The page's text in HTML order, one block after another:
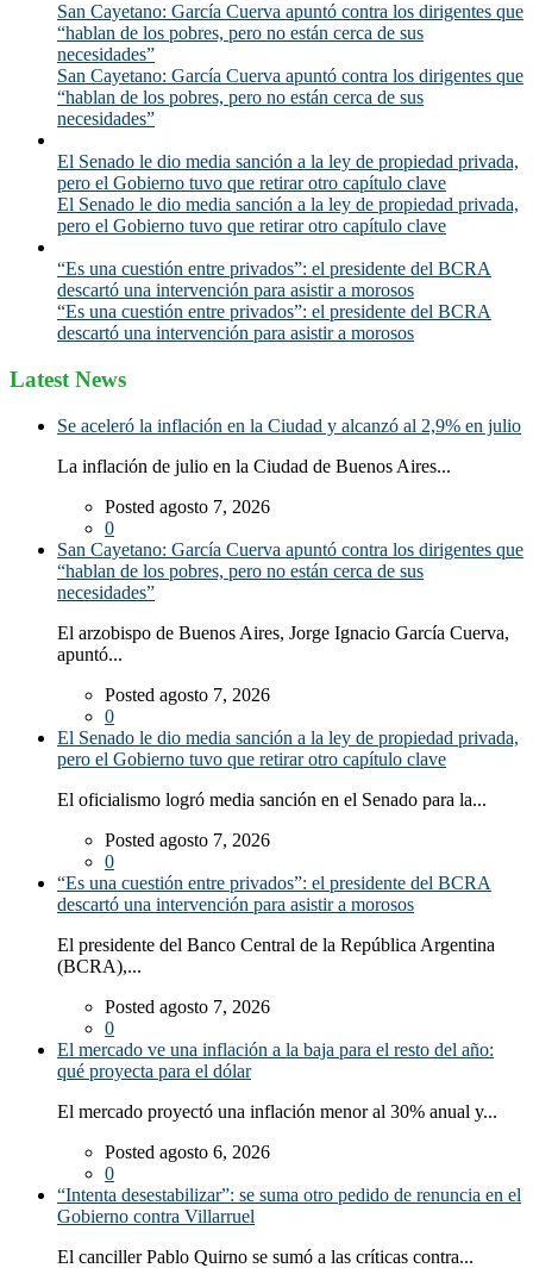
San Cayetano: García Cuerva apuntó contra los dirigentes que
“hablan de los pobres, pero no están cerca de sus
necesidades”
San Cayetano: García Cuerva apuntó contra los dirigentes que
“hablan de los pobres, pero no están cerca de sus
necesidades”
El Senado le dio media sanción a la ley de propiedad privada,
pero el Gobierno tuvo que retirar otro capítulo clave
El Senado le dio media sanción a la ley de propiedad privada,
pero el Gobierno tuvo que retirar otro capítulo clave
“Es una cuestión entre privados”: el presidente del BCRA
descartó una intervención para asistir a morosos
“Es una cuestión entre privados”: el presidente del BCRA
descartó una intervención para asistir a morosos
Latest News
Se aceleró la inflación en la Ciudad y alcanzó al 2,9% en julio
La inflación de julio en la Ciudad de Buenos Aires...
Posted agosto 7, 2026
0
San Cayetano: García Cuerva apuntó contra los dirigentes que
“hablan de los pobres, pero no están cerca de sus
necesidades”
El arzobispo de Buenos Aires, Jorge Ignacio García Cuerva,
apuntó...
Posted agosto 7, 2026
0
El Senado le dio media sanción a la ley de propiedad privada,
pero el Gobierno tuvo que retirar otro capítulo clave
El oficialismo logró media sanción en el Senado para la...
Posted agosto 7, 2026
0
“Es una cuestión entre privados”: el presidente del BCRA
descartó una intervención para asistir a morosos
El presidente del Banco Central de la República Argentina
(BCRA),...
Posted agosto 7, 2026
0
El mercado ve una inflación a la baja para el resto del año:
qué proyecta para el dólar
El mercado proyectó una inflación menor al 30% anual y...
Posted agosto 6, 2026
0
“Intenta desestabilizar”: se suma otro pedido de renuncia en el
Gobierno contra Villarruel
El canciller Pablo Quirno se sumó a las críticas contra...